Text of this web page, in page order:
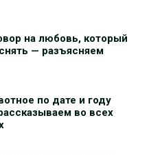
на любовь, который
— разъясняем
по дате и году
во всех